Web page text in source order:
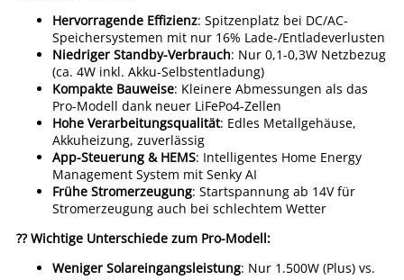
Hervorragende Effizienz: Spitzenplatz bei DC/AC-
Speichersystemen mit nur 16% Lade-/Entladeverlusten
Niedriger Standby-Verbrauch: Nur 0,1-0,3W Netzbezug
(ca. 4W inkl. Akku-Selbstentladung)
Kompakte Bauweise: Kleinere Abmessungen als das
Pro-Modell dank neuer LiFePo4-Zellen
Hohe Verarbeitungsqualität: Edles Metallgehäuse,
Akkuheizung, zuverlässig
App-Steuerung & HEMS: Intelligentes Home Energy
Management System mit Senky AI
Frühe Stromerzeugung: Startspannung ab 14V für
Stromerzeugung auch bei schlechtem Wetter
?? Wichtige Unterschiede zum Pro-Modell:
Weniger Solareingangsleistung: Nur 1.500W (Plus) vs.